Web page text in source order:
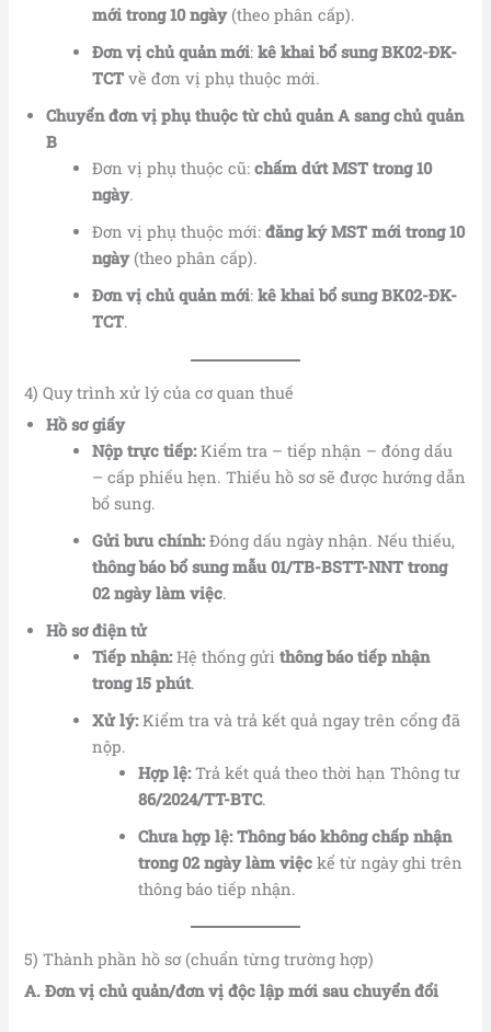
mới trong 10 ngày(theo phân cấp).
Đơn vị chủ quản mới:kê khai bổ sung BK02-ĐK-
TCT về đơn vị phụ thuộc mới.
Chuyển đơn vị phụ thuộc từ chủ quản A sang chủ quản
B
Đơn vị phụ thuộc cũ:chấm dứt MST trong 10
ngày.
Đơn vị phụ thuộc mới:đăng ký MST mới trong 10
ngày(theo phân cấp).
Đơn vị chủ quản mới:kê khai bổ sung BK02-ĐK-
TCT.
4) Quy trình xử lý của cơ quan thuế
Hồ sơ giấy
Nộp trực tiếp:Kiểm tra – tiếp nhận – đóng dấu
– cấp phiếu hẹn. Thiếu hồ sơ sẽ được hướng dẫn
bổ sung.
Gửi bưu chính:Đóng dấu ngày nhận. Nếu thiếu,
thông báo bổ sung mẫu 01/TB-BSTT-NNT trong
02 ngày làm việc.
Hồ sơ điện tử
Tiếp nhận:Hệ thống gửithông báo tiếp nhận
trong 15 phút.
Xử lý:Kiểm tra và trả kết quả ngay trên cổng đã
nộp.
Hợp lệ:Trả kết quả theo thời hạn Thông tư
86/2024/TT-BTC.
Chưa hợp lệ: Thông báo không chấp nhận
trong 02 ngày làm việc kể từ ngày ghi trên
thông báo tiếp nhận.
5) Thành phần hồ sơ (chuẩn từng trường hợp)
A. Đơn vị chủ quản/đơn vị độc lập mới sau chuyển đổi